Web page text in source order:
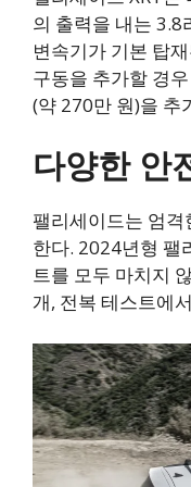
의 출력을 내는 3.8
변속기가 기본 탑
구동을 추가할 경
(약 270만 원)을 추
다양한 안
팰리세이드는 엄
한다. 2024년형 팰
트를 모두 마치지
개, 전복 테스트에